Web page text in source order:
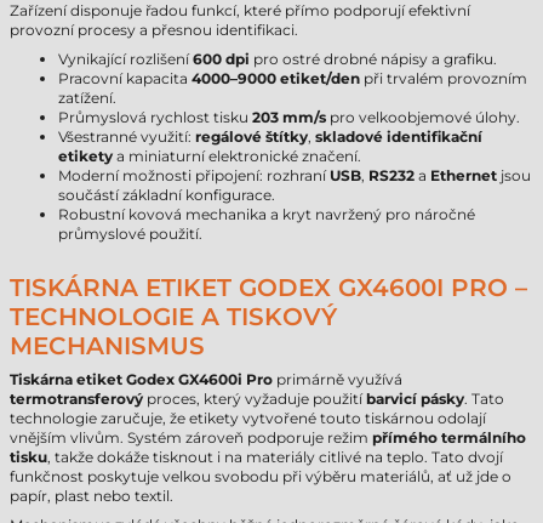
Zařízení disponuje řadou funkcí, které přímo podporují efektivní
provozní procesy a přesnou identifikaci.
Vynikající rozlišení600 dpi pro ostré drobné nápisy a grafiku.
Pracovní kapacita 4000–9000 etiket/den při trvalém provozním
zatížení.
Průmyslová rychlost tisku 203 mm/s pro velkoobjemové úlohy.
Všestranné využití: regálové štítky, skladové identifikační
etikety a miniaturní elektronické značení.
Moderní možnosti připojení: rozhraní USB, RS232 a Ethernet jsou
součástí základní konfigurace.
Robustní kovová mechanika a kryt navržený pro náročné
průmyslové použití.
TISKÁRNA ETIKET GODEX GX4600I PRO –
TECHNOLOGIE A TISKOVÝ
MECHANISMUS
Tiskárna etiket Godex GX4600i Pro primárně využívá
termotransferový proces, který vyžaduje použitíbarvicí pásky. Tato
technologie zaručuje, že etikety vytvořené touto tiskárnou odolají
vnějším vlivům. Systém zároveň podporuje režim přímého termálního
tisku, takže dokáže tisknout i na materiály citlivé na teplo. Tato dvojí
funkčnost poskytuje velkou svobodu při výběru materiálů, ať už jde o
papír, plast nebo textil.